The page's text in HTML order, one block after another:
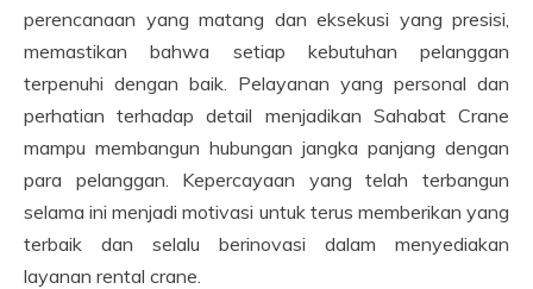
perencanaan yang matang dan eksekusi yang presisi,
memastikan bahwa setiap kebutuhan pelanggan
terpenuhi dengan baik. Pelayanan yang personal dan
perhatian terhadap detail menjadikan Sahabat Crane
mampu membangun hubungan jangka panjang dengan
para pelanggan. Kepercayaan yang telah terbangun
selama ini menjadi motivasi untuk terus memberikan yang
terbaik dan selalu berinovasi dalam menyediakan
layanan rental crane.